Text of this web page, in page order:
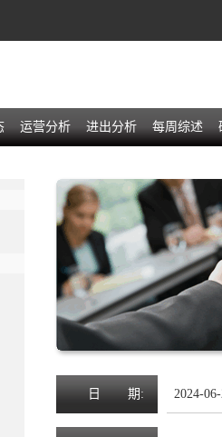
运营分析 进出分析 每周综述
日 期: 2024-